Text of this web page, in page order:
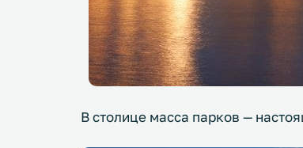
В столице масса парков —